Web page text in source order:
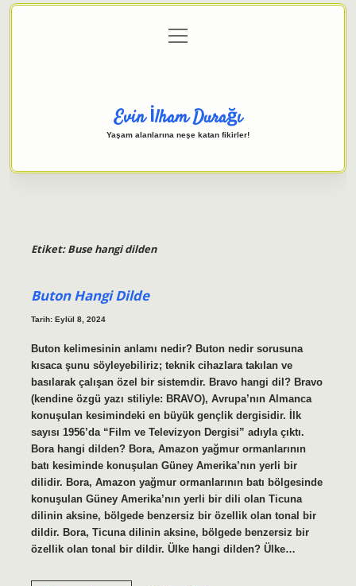
Gizlilik Politikası
menüyü
aç
Evin İlham Durağı
Yaşam alanlarına neşe katan fikirler!
Etiket:Buse hangi dilden
Buton Hangi Dilde
Tarih: Eylül 8, 2024
Buton kelimesinin anlamı nedir? Buton nedir sorusuna
kısaca şunu söyleyebiliriz; teknik cihazlara takılan ve
basılarak çalışan özel bir sistemdir. Bravo hangi dil? Bravo
(kendine özgü yazı stiliyle: BRAVO), Avrupa’nın Almanca
konuşulan kesimindeki en büyük gençlik dergisidir. İlk
sayısı 1956’da “Film ve Televizyon Dergisi” adıyla çıktı.
Bora hangi dilden? Bora, Amazon yağmur ormanlarının
batı kesiminde konuşulan Güney Amerika’nın yerli bir
dilidir. Bora, Amazon yağmur ormanlarının batı bölgesinde
konuşulan Güney Amerika’nın yerli bir dili olan Ticuna
dilinin aksine, bölgede benzersiz bir özellik olan tonal bir
dildir. Bora, Ticuna dilinin aksine, bölgede benzersiz bir
özellik olan tonal bir dildir. Ülke hangi dilden? Ülke…